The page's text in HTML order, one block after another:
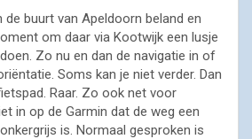
de buurt van Apeldoorn beland en
om daar via Kootwijk een lusje
Zo nu en dan de navigatie in of
Soms kan je niet verder. Dan
Raar. Zo ook net voor
in op de Garmin dat de weg een
is. Normaal gesproken is